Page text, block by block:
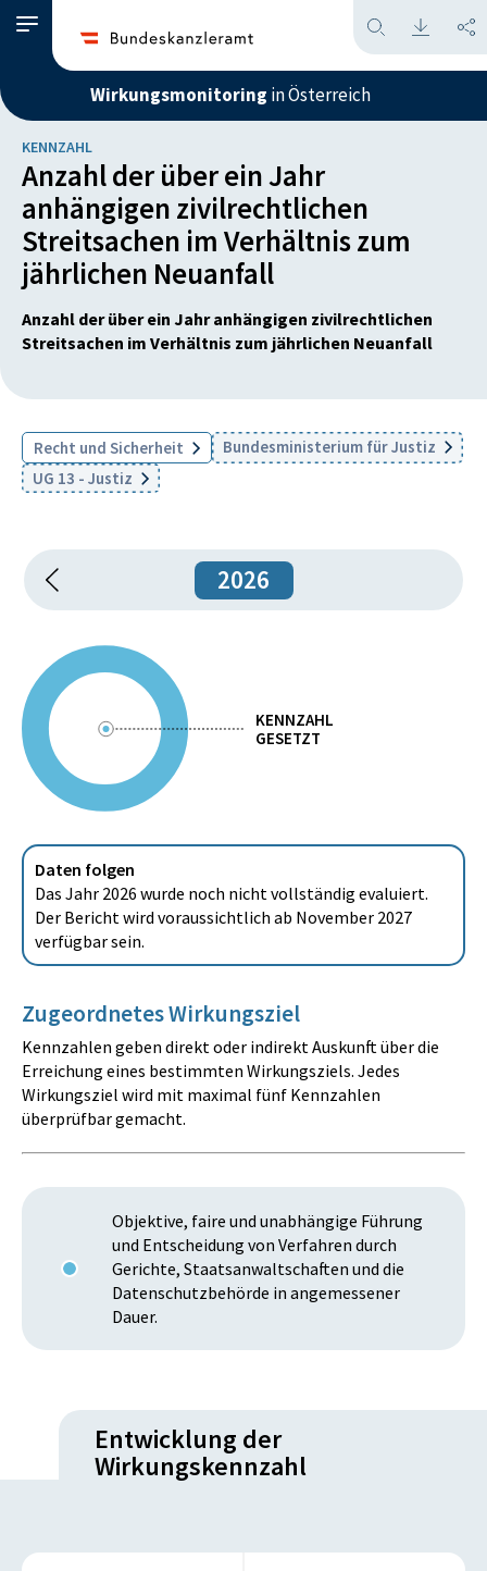
Wirkungsmonitoring in Österreich
KENNZAHL
Anzahl der über ein Jahr
anhängigen zivilrechtlichen
Streitsachen im Verhältnis zum
jährlichen Neuanfall
Anzahl der über ein Jahr anhängigen zivilrechtlichen
Streitsachen im Verhältnis zum jährlichen Neuanfall
Recht und Sicherheit
Bundesministerium für Justiz
UG 13 - Justiz
2026
KENNZAHL
GESETZT
Daten folgen
Das Jahr 2026 wurde noch nicht vollständig evaluiert.
Der Bericht wird voraussichtlich ab November 2027
verfügbar sein.
Zugeordnetes Wirkungsziel
Kennzahlen geben direkt oder indirekt Auskunft über die
Erreichung eines bestimmten Wirkungsziels. Jedes
Wirkungsziel wird mit maximal fünf Kennzahlen
überprüfbar gemacht.
Objektive, faire und unabhängige Führung
und Entscheidung von Verfahren durch
Gerichte, Staatsanwaltschaften und die
Datenschutzbehörde in angemessener
Dauer.
Entwicklung der
Wirkungskennzahl